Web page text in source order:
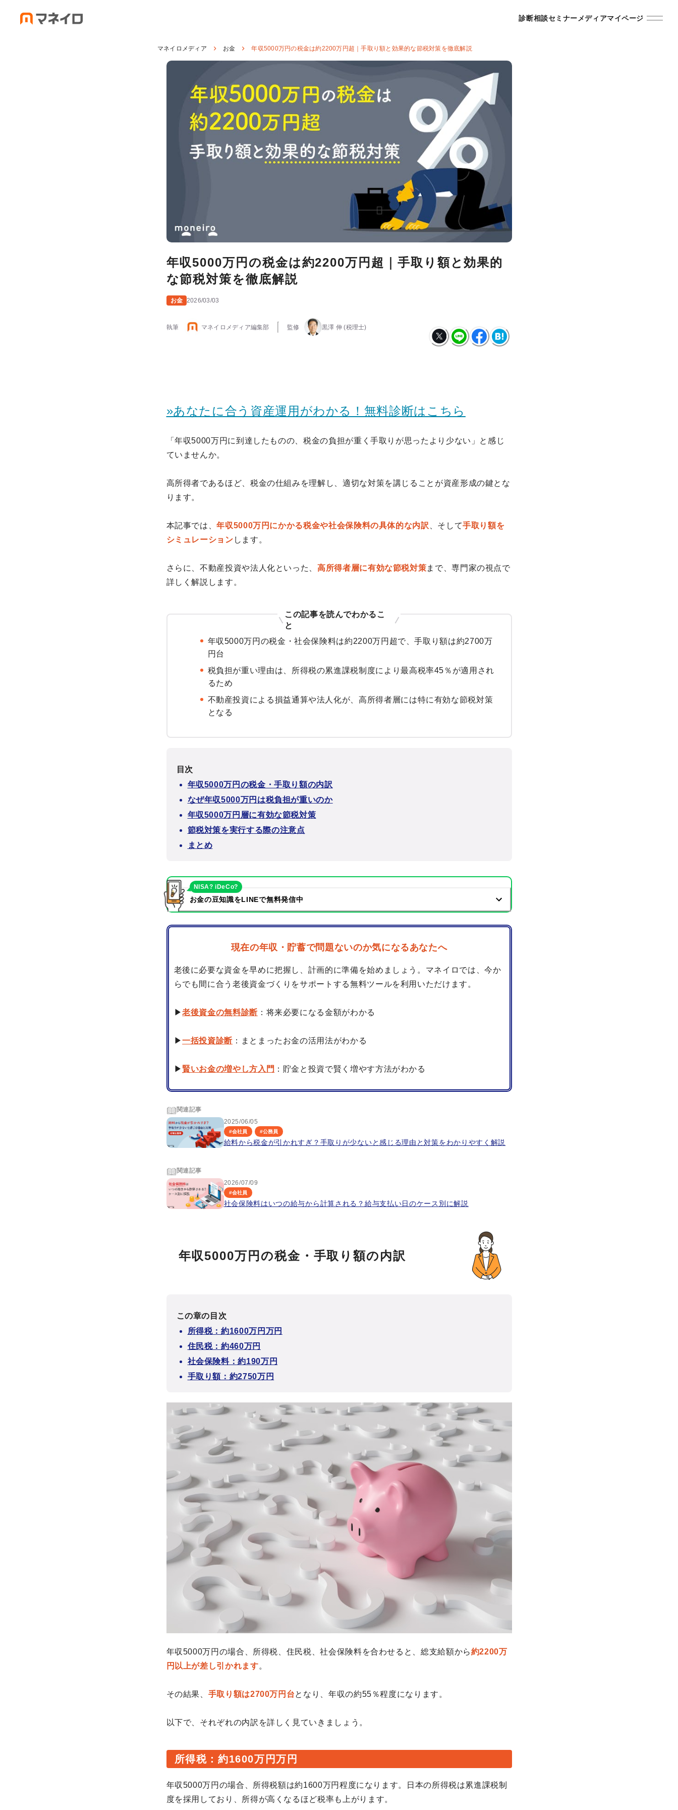
診断相談セミナーメディアマイページ
マネイロメディア お金 年収5000万円の税金は約2200万円超｜手取り額と効果的な節税対策を徹底解説
年収5000万円の税金は約2200万円超｜手取り額と効果的
な節税対策を徹底解説
お金 2026/03/03
執筆 マネイロメディア編集部 監修 黒澤 伸 (税理士)
»あなたに合う資産運用がわかる！無料診断はこちら
「年収5000万円に到達したものの、税金の負担が重く手取りが思ったより少ない」と感じ
ていませんか。
高所得者であるほど、税金の仕組みを理解し、適切な対策を講じることが資産形成の鍵とな
ります。
本記事では、年収5000万円にかかる税金や社会保険料の具体的な内訳 、そして手取り額を
シミュレーション します。
さらに、不動産投資や法人化といった、高所得者層に有効な節税対策まで、専門家の視点で
詳しく解説します。
この記事を読んでわかるこ
と
年収5000万円の税金・社会保険料は約2200万円超で、手取り額は約2700万
円台
税負担が重い理由は、所得税の累進課税制度により最高税率45％が適用され
るため
不動産投資による損益通算や法人化が、高所得者層には特に有効な節税対策
となる
目次
年収5000万円の税金・手取り額の内訳
なぜ年収5000万円は税負担が重いのか
年収5000万円層に有効な節税対策
節税対策を実行する際の注意点
まとめ
お金の豆知識をLINEで無料発信中
NISA? iDeCo?
現在の年収・貯蓄で問題ないのか気になるあなたへ
老後に必要な資金を早めに把握し、計画的に準備を始めましょう。マネイロでは、今か
らでも間に合う老後資金づくりをサポートする無料ツールを利用いただけます。
▶老後資金の無料診断：将来必要になる金額がわかる
▶一括投資診断：まとまったお金の活用法がわかる
▶ 賢いお金の増やし方入門 ：貯金と投資で賢く増やす方法がわかる
関連記事
2025/06/05
#会社員 #公務員
給料から税金が引かれすぎ？手取りが少ないと感じる理由と対策をわかりやすく解説
関連記事
2026/07/09
#会社員
社会保険料はいつの給与から計算される？給与支払い日のケース別に解説
年収5000万円の税金・手取り額の内訳
この章の目次
所得税：約1600万円万円
住民税：約460万円
社会保険料：約190万円
手取り額：約2750万円
年収5000万円の場合、所得税、住民税、社会保険料を合わせると、総支給額から約2200万
円以上が差し引かれます。
その結果、 手取り額は2700万円台となり、年収の約55％程度になります。
以下で、それぞれの内訳を詳しく見ていきましょう。
所得税：約1600万円万円
年収5000万円の場合、所得税額は約1600万円程度になります。日本の所得税は累進課税制
度を採用しており、所得が高くなるほど税率も上がります。